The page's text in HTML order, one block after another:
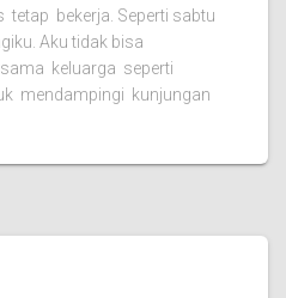
bekerja. Seperti sabtu
Aku tidak bisa
keluarga seperti
mendampingi kunjungan